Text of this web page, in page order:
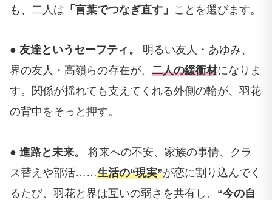
も、二人は 「言葉でつなぎ直す」 ことを選びます。
● 友達というセーフティ。
明るい友人・あゆみ、
界の友人・高嶺らの存在が、 二人の緩衝材になりま
す。関係が揺れても支えてくれる外側の輪が、羽花
の背中をそっと押す。
● 進路と未来。
将来への不安、家族の事情、クラ
ス替えや部活……生活の“現実”が恋に割り込んでく
るたび、羽花と界は互いの弱さを共有し、 “今の自